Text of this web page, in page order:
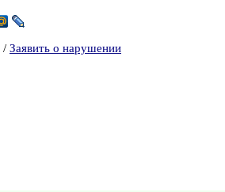
/ Заявить о нарушении